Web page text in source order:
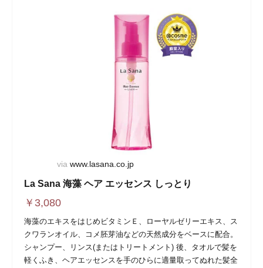
via www.lasana.co.jp
La Sana 海藻 ヘア エッセンス しっとり
￥ 3,080
海藻のエキスをはじめビタミンＥ、ローヤルゼリーエキス、ス
クワランオイル、コメ胚芽油などの天然成分をベースに配合。
シャンプー、リンス(またはトリートメント) 後、タオルで髪を
軽くふき、ヘアエッセンスを手のひらに適量取ってぬれた髪全